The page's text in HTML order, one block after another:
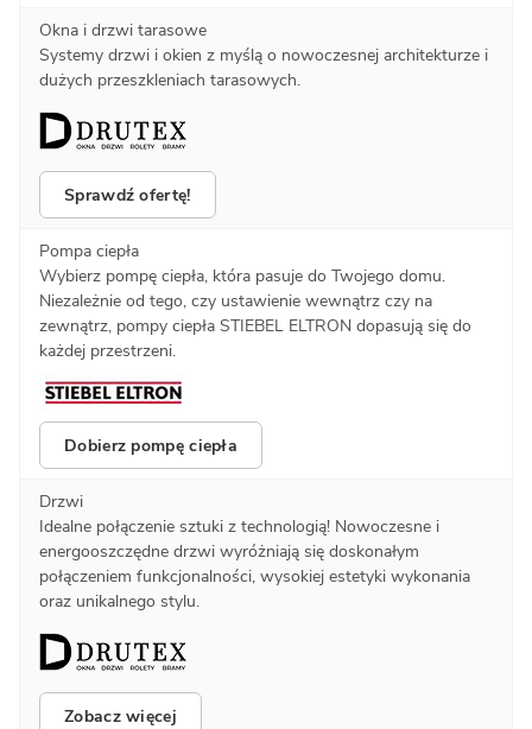
Okna i drzwi tarasowe
Systemy drzwi i okien z myślą o nowoczesnej architekturze i
dużych przeszkleniach tarasowych.
Sprawdź ofertę!
Pompa ciepła
Wybierz pompę ciepła, która pasuje do Twojego domu.
Niezależnie od tego, czy ustawienie wewnątrz czy na
zewnątrz, pompy ciepła STIEBEL ELTRON dopasują się do
każdej przestrzeni.
Dobierz pompę ciepła
Drzwi
Idealne połączenie sztuki z technologią! Nowoczesne i
energooszczędne drzwi wyróżniają się doskonałym
połączeniem funkcjonalności, wysokiej estetyki wykonania
oraz unikalnego stylu.
Zobacz więcej